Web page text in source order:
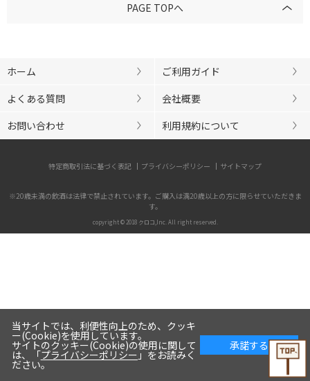
PAGE TOPへ
ホーム
ご利用ガイド
よくある質問
会社概要
お問い合わせ
利用規約について
特定商取引法に基づく表記 プライバシーポリシー サイトマップ
※20歳未満の飲酒は法律で禁止されています。ご購入は満20歳以上の方に限らせていただきま
す。
copyright © 2018 クロコ,Inc. All right reserved.
当サイトでは、利便性向上のため、クッキ
ー(Cookie)を使用しています。
サイトのクッキー(Cookie)の使用に関して
は、「プライバシーポリシー 」をお読みく
ださい。
承諾する